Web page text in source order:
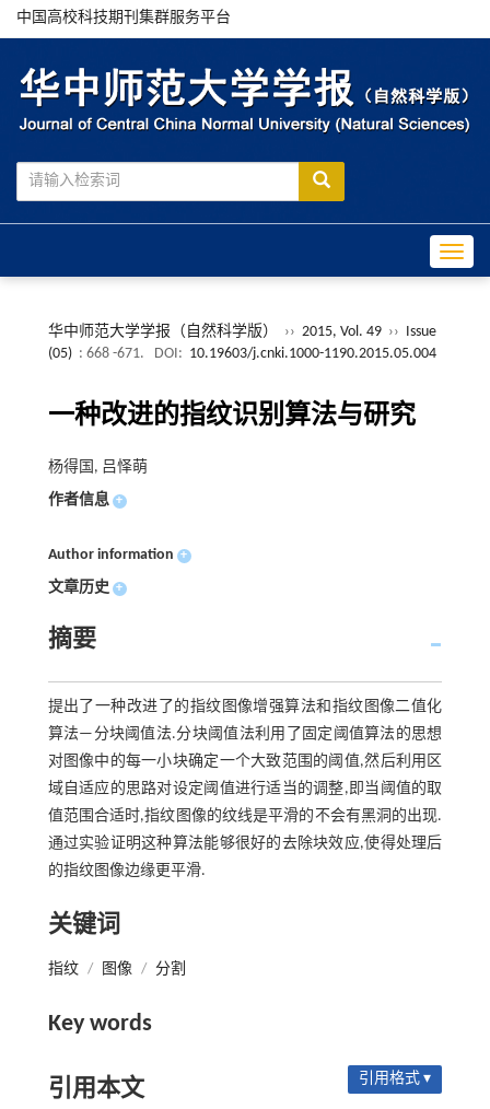
中国高校科技期刊集群服务平台
华中师范大学学报（自然科学版） ›› 2015, Vol. 49 ››
Issue
(05) : 668 -671. DOI: 10.19603/j.cnki.1000-1190.2015.05.004
一种改进的指纹识别算法与研究
杨得国, 吕怿萌
作者信息 +
Author information +
文章历史 +
摘要
提出了一种改进了的指纹图像增强算法和指纹图像二值化
算法—分块阈值法.分块阈值法利用了固定阈值算法的思想
对图像中的每一小块确定一个大致范围的阈值,然后利用区
域自适应的思路对设定阈值进行适当的调整,即当阈值的取
值范围合适时,指纹图像的纹线是平滑的不会有黑洞的出现.
通过实验证明这种算法能够很好的去除块效应,使得处理后
的指纹图像边缘更平滑.
关键词
指纹 / 图像 / 分割
Key words
引用本文 引用格式 ▾